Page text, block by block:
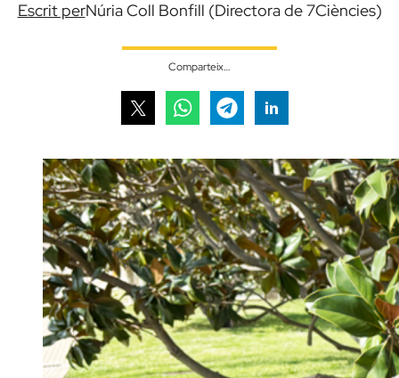
Escrit perNúria Coll Bonfill (Directora de 7Ciències)
Comparteix…